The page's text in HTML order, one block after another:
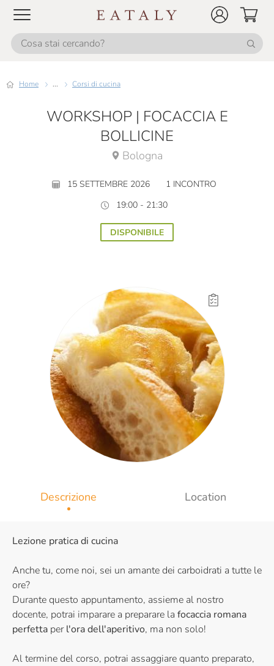
Home ... Corsi di cucina
WORKSHOP | FOCACCIA E
BOLLICINE
Bologna
15 SETTEMBRE 2026
1 INCONTRO
19:00 - 21:30
DISPONIBILE
Descrizione Location
Lezione pratica di cucina
Anche tu, come noi, sei un amante dei carboidrati a tutte le
ore?
Durante questo appuntamento, assieme al nostro
docente, potrai imparare a preparare la focaccia romana
perfetta perl'ora dell'aperitivo, ma non solo!
Al termine del corso, potrai assaggiare quanto preparato,